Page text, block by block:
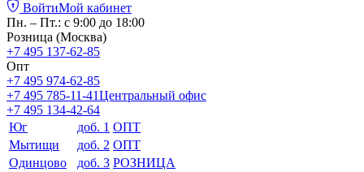
ВойтиМой кабинет
Пн. – Пт.: с 9:00 до 18:00
Розница (Москва)
+7 495 137-62-85
Опт
+7 495 974-62-85
+7 495 785-11-41Центральный офис
+7 495 134-42-64
Юг
доб. 1 ОПТ
Мытищи
доб. 2 ОПТ
Одинцово
доб. 3 РОЗНИЦА